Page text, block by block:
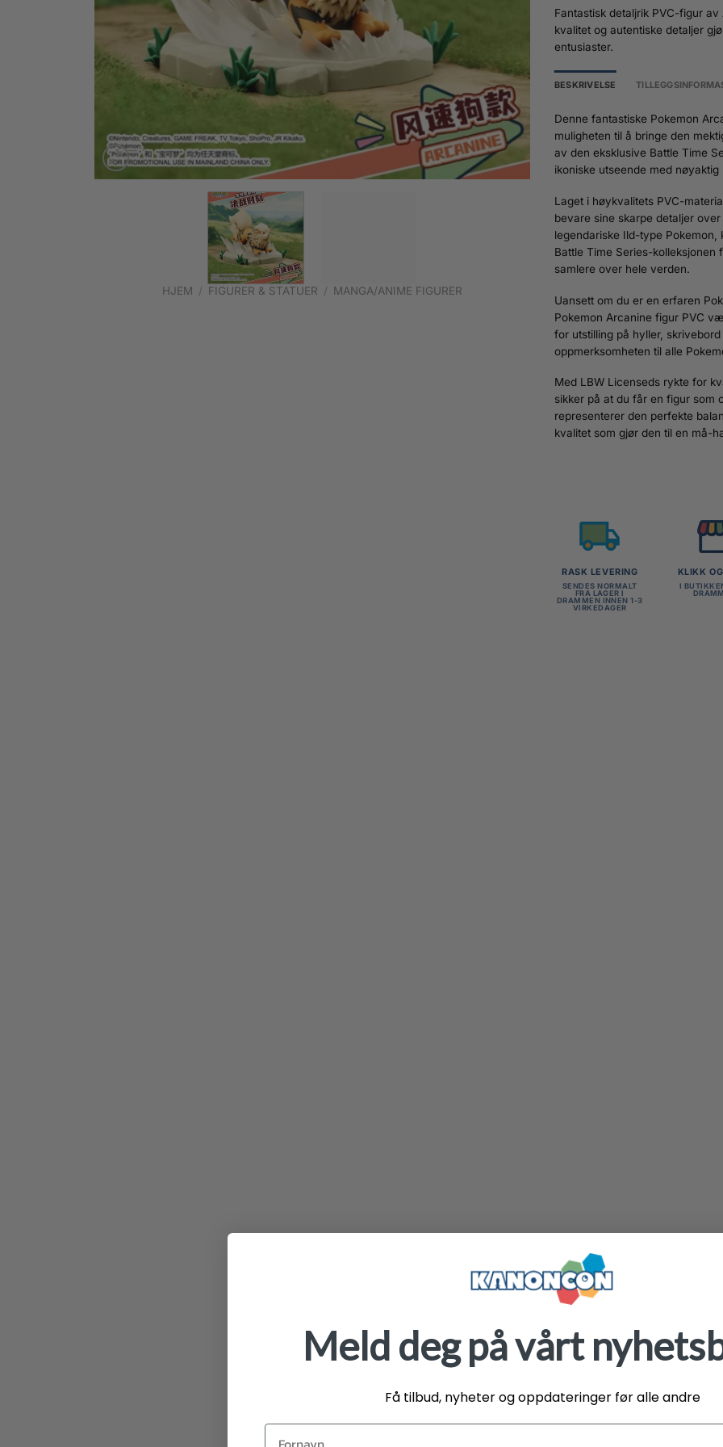
HJEM / FIGURER & STATUER / MANGA/ANIME FIGURER
Fantastisk detaljrik PVC-figur
kvalitet og autentiske detaljer
entusiaster.
BESKRIVELSE
Denne fantastiske Pokemon
muligheten til å bringe den
av den eksklusive Battle Time
ikoniske utseende med
Laget i høykvalitets PVC-
bevare sine skarpe detaljer
legendariske Ild-type
Battle Time Series-
samlere over hele verden.
Uansett om du er en erfaren
Pokemon Arcanine figur PVC
for utstilling på hyller,
oppmerksomheten til alle
Med LBW Licenseds rykte for
sikker på at du får en figur som
representerer den perfekte
kvalitet som gjør den til en må-
RASK LEVERING
SENDES NORMALT
FRA LAGER I
DRAMMEN INNEN 1-3
VIRKEDAGER
KLIKK
I
Meld deg på vårt
Få tilbud, nyheter og oppdateringer før alle andre
Fornavn